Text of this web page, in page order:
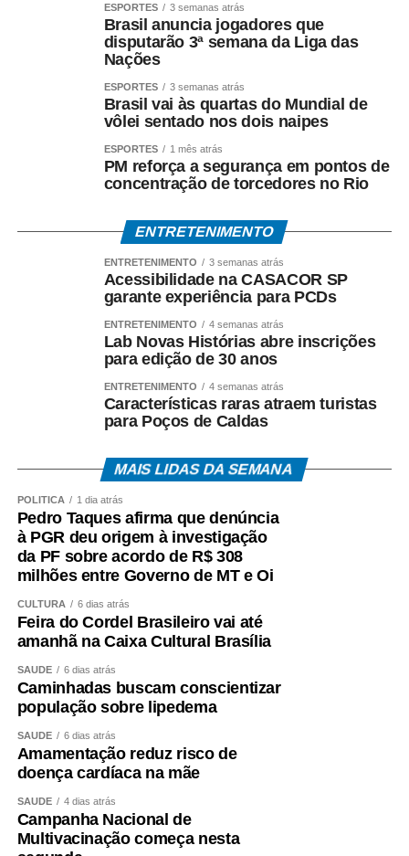
ESPORTES 3 semanas atrás
Brasil anuncia jogadores que
disputarão 3ª semana da Liga das
Nações
ESPORTES 3 semanas atrás
Brasil vai às quartas do Mundial de
vôlei sentado nos dois naipes
ESPORTES 1 mês atrás
PM reforça a segurança em pontos de
concentração de torcedores no Rio
ENTRETENIMENTO
ENTRETENIMENTO 3 semanas atrás
Acessibilidade na CASACOR SP
garante experiência para PCDs
ENTRETENIMENTO 4 semanas atrás
Lab Novas Histórias abre inscrições
para edição de 30 anos
ENTRETENIMENTO 4 semanas atrás
Características raras atraem turistas
para Poços de Caldas
MAIS LIDAS DA SEMANA
POLÍTICA 1 dia atrás
Pedro Taques afirma que denúncia
à PGR deu origem à investigação
da PF sobre acordo de R$ 308
milhões entre Governo de MT e Oi
CULTURA 6 dias atrás
Feira do Cordel Brasileiro vai até
amanhã na Caixa Cultural Brasília
SAÚDE 6 dias atrás
Caminhadas buscam conscientizar
população sobre lipedema
SAÚDE 6 dias atrás
Amamentação reduz risco de
doença cardíaca na mãe
SAÚDE 4 dias atrás
Campanha Nacional de
Multivacinação começa nesta